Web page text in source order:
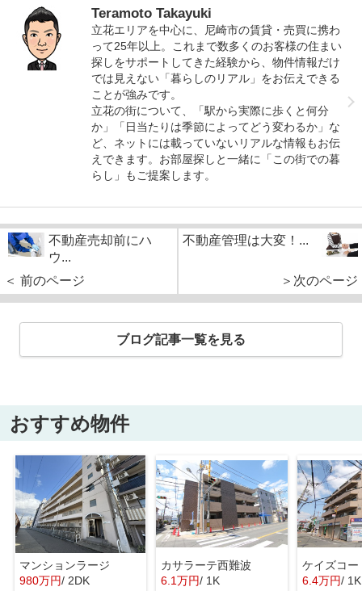
Teramoto Takayuki
立花エリアを中心に、尼崎市の賃貸・売買に携わ
って25年以上。これまで数多くのお客様の住まい
探しをサポートしてきた経験から、物件情報だけ
では見えない「暮らしのリアル」をお伝えできる
ことが強みです。
立花の街について、「駅から実際に歩くと何分
か」「日当たりは季節によってどう変わるか」な
ど、ネットには載っていないリアルな情報もお伝
えできます。お部屋探しと一緒に「この街での暮
らし」もご提案します。
不動産売却前にハ
ウ...
＜ 前のページ
不動産管理は大変！...
＞次のページ
ブログ記事一覧を見る
おすすめ物件
マンションラージ
980万円/ 2DK
カサラーテ西難波
6.1万円/ 1K
ケイズコー
6.4万円/ 1K